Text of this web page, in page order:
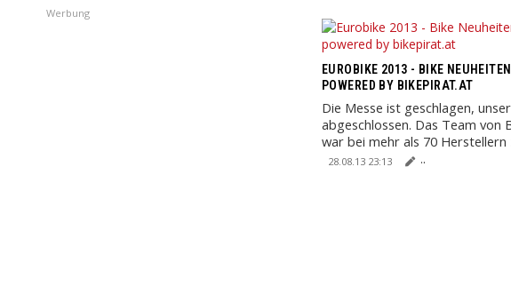
Werbung
EUROBIKE 2013 - BIKE
POWERED BY BIKEPIRAT.AT
Die Messe ist geschlagen,
abgeschlossen. Das Team von
war bei mehr als 70 Herstellern
um Neuigkeiten ...
28.08.13 23:13